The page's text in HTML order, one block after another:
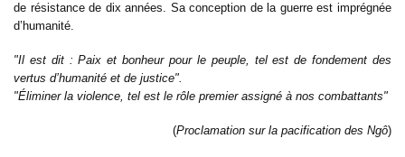
de résistance de dix années. Sa conception de la guerre est imprégnée
d’humanité.
"Il est dit : Paix et bonheur pour le peuple, tel est de fondement des
vertus d’humanité et de justice".
"Éliminer la violence, tel est le rôle premier assigné à nos combattants"
(Proclamation sur la pacification des Ngô)